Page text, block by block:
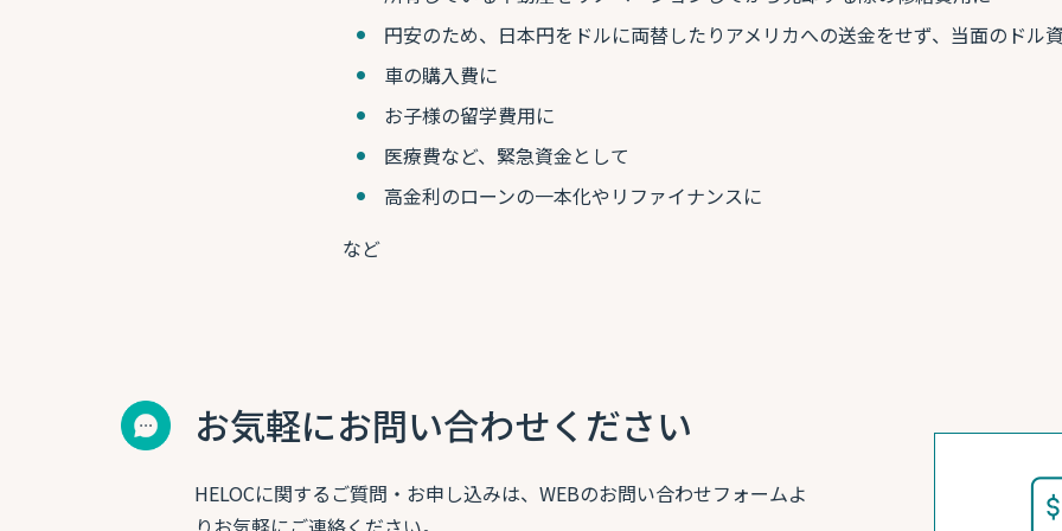
円安のため、日本円をドルに両替したりアメリカへの送金をせず、当面のドル
車の購入費に
お子様の留学費用に
医療費など、緊急資金として
高金利のローンの一本化やリファイナンスに
など
お気軽にお問い合わせください
HELOCに関するご質問・お申し込みは、WEBのお問い合わせフォームよ